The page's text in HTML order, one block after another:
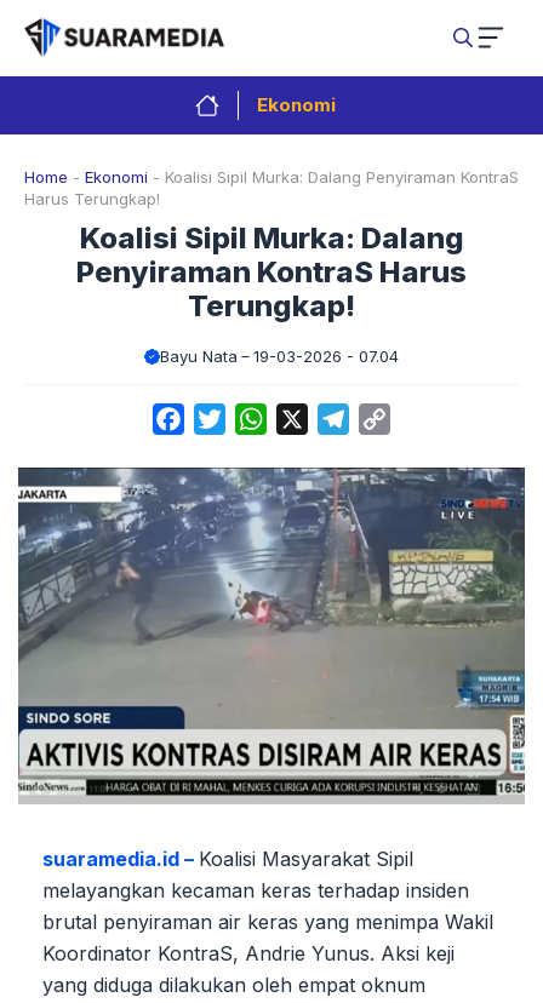
Langsung
isi
Ekonomi
Home - Ekonomi - Koalisi Sipil Murka: Dalang Penyiraman KontraS
Harus Terungkap!
Koalisi Sipil Murka: Dalang
Penyiraman KontraS Harus
Terungkap!
Bayu Nata 19-03-2026 - 07.04
FacebookTwitterWhatsApp Telegram
suaramedia.id – Koalisi Masyarakat Sipil
melayangkan kecaman keras terhadap insiden
brutal penyiraman air keras yang menimpa Wakil
Koordinator KontraS, Andrie Yunus. Aksi keji
yang diduga dilakukan oleh empat oknum